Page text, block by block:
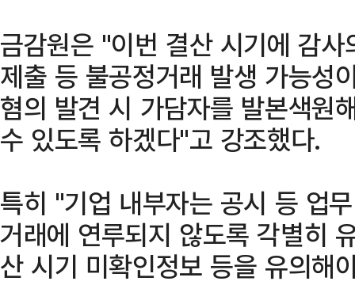
금감원은 "이번 결산 시기에 감
제출 등 불공정거래 발생 가능성
혐의 발견 시 가담자를 발본색원
수 있도록 하겠다"고 강조했다.
특히 "기업 내부자는 공시 등 업
거래에 연루되지 않도록 각별히
산 시기 미확인정보 등을 유의해